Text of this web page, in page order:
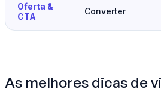
Oferta &
CTA
Converter
As melhores dicas de